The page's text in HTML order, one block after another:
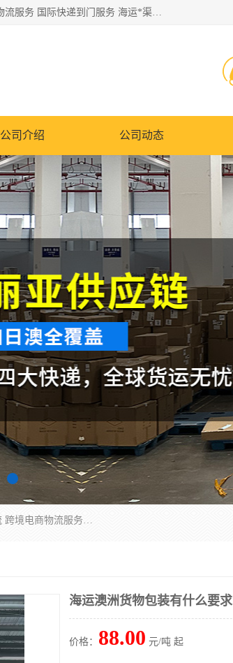
欧洲海运双清包税 美国*专线 加拿大DDP双清 墨西哥跨境空运 澳大利亚专线物流 跨境电商物流服务 国际快递到门服务 海运*渠道 一站式跨境物流解决方案 TikTok/SHEIN专线 电商平台FBA头程运输 国际铁路运输欧洲 UPS/DDHL/联邦快递跨境 美国双清到门物流 跨境*运输
公司介绍 公司动态
欧洲海运双清包税 美国*专线 加拿大DDP双清 墨西哥跨境空运 澳大利亚专线物流 跨境电商物流服务 国际快递到门服务 海运*渠道 一站式跨境物流解决方案 TikTok/SHEIN专线 电商平台FBA头程运输 国际铁路运输欧洲 UPS/DDHL/联邦快递跨境 美国双清到门物流 跨境*运输
海运澳洲货物包装有什么要求
价格： 88.00 元/吨 起